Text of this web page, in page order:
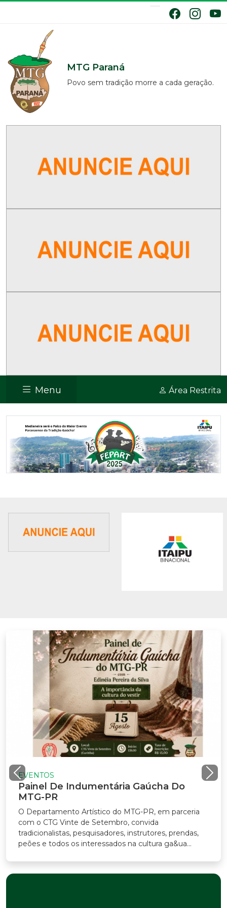
MTG Paraná
Povo sem tradição morre a cada geração.
Menu Área Restrita
Previous
EVENTOS
Painel De Indumentária Gaúcha Do
MTG-PR
O Departamento Artístico do MTG-PR, em parceria
com o CTG Vinte de Setembro, convida
tradicionalistas, pesquisadores, instrutores, prendas,
peões e todos os interessados na cultura ga&ua...